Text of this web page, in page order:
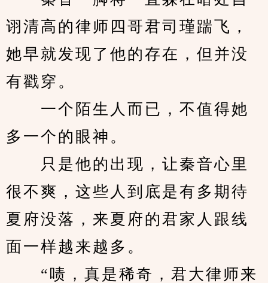
诩清高的律师四哥君司瑾踹飞，
她早就发现了他的存在，但并没
有戳穿。
一个陌生人而已，不值得她
多一个的眼神。
只是他的出现，让秦音心里
很不爽，这些人到底是有多期待
夏府没落，来夏府的君家人跟线
面一样越来越多。
“啧，真是稀奇，君大律师来